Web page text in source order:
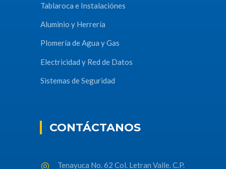
Tablaroca e Instalaciónes
Aluminio y Herrería
Plomería de Agua y Gas
Electricidad y Red de Datos
Sistemas de Seguridad
CONTÁCTANOS
Tenayuca No. 62 Col. Letran Valle. C.P.